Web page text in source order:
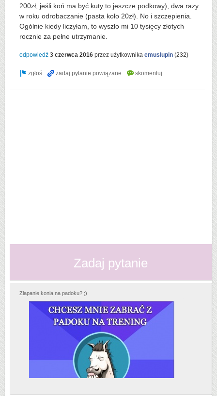
200zł, jeśli koń ma być kuty to jeszcze podkowy), dwa razy
w roku odrobaczanie (pasta koło 20zł). No i szczepienia.
Ogólnie kiedy liczyłam, to wyszło mi 10 tysięcy złotych
rocznie za pełne utrzymanie.
odpowiedź 3 czerwca 2016 przez użytkownika emuslupin (232)
Zadaj pytanie
Złapanie konia na padoku? ;)